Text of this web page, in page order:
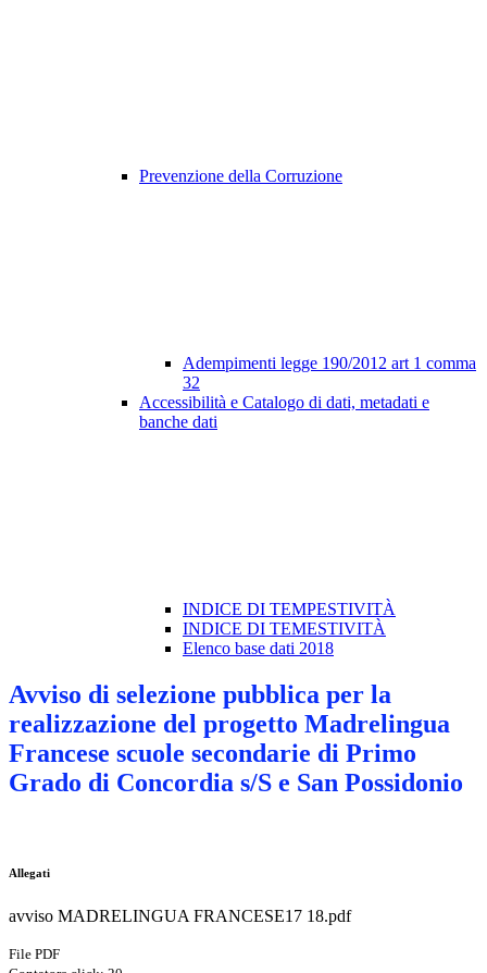
Prevenzione della Corruzione
Adempimenti legge 190/2012 art 1 comma
32
Accessibilità e Catalogo di dati, metadati e
banche dati
INDICE DI TEMPESTIVITÀ
INDICE DI TEMESTIVITÀ
Elenco base dati 2018
Avviso di selezione pubblica per la
realizzazione del progetto Madrelingua
Francese scuole secondarie di Primo
Grado di Concordia s/S e San Possidonio
Allegati
avviso MADRELINGUA FRANCESE17 18.pdf
File PDF